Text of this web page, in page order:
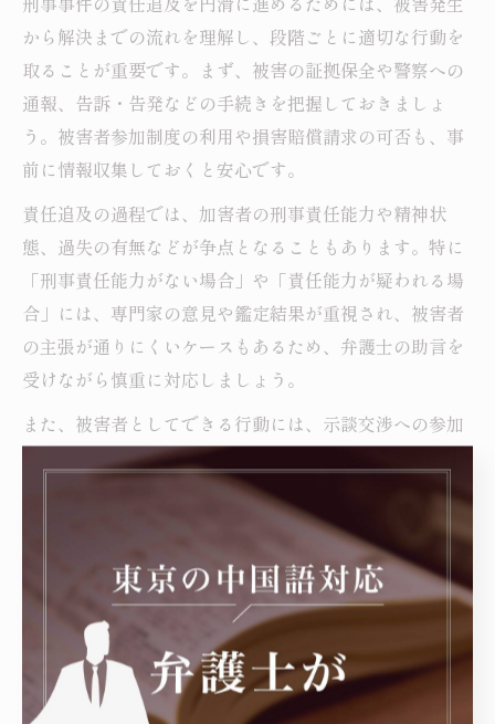
から解決までの流れを理解し、段階ごとに適切な行動を
取ることが重要です。まず、被害の証拠保全や警察への
通報、告訴・告発などの手続きを把握しておきましょ
う。被害者参加制度の利用や損害賠償請求の可否も、事
前に情報収集しておくと安心です。
責任追及の過程では、加害者の刑事責任能力や精神状
態、過失の有無などが争点となることもあります。特に
「刑事責任能力がない場合」や「責任能力が疑われる場
合」には、専門家の意見や鑑定結果が重視され、被害者
の主張が通りにくいケースもあるため、弁護士の助言を
受けながら慎重に対応しましょう。
また、被害者としてできる行動には、示談交渉への参加
や被害者参加制度の利用、裁判での意見陳述などがあり
ます。精神的な負担を軽減しつつ、加害者への責任追及
を実現するには、情報を整理し、サポート体制を整えて
刑事事件で相談先を選ぶときのポイント
刑事事件の責任追及を目指す際、信頼できる相談先の選
定は非常に重要です。まず、刑事事件に強い弁護士や法